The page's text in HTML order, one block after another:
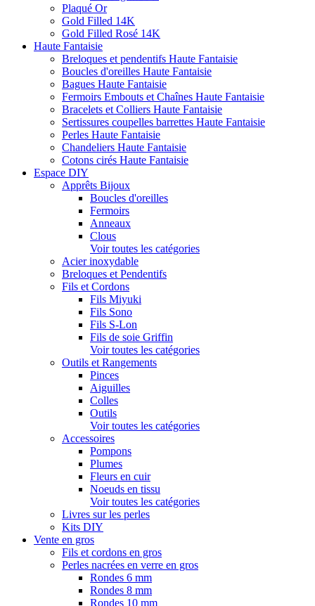
Plaqué Or
Gold Filled 14K
Gold Filled Rosé 14K
Haute Fantaisie
Breloques et pendentifs Haute Fantaisie
Boucles d'oreilles Haute Fantaisie
Bagues Haute Fantaisie
Fermoirs Embouts et Chaînes Haute Fantaisie
Bracelets et Colliers Haute Fantaisie
Sertissures coupelles barrettes Haute Fantaisie
Perles Haute Fantaisie
Chandeliers Haute Fantaisie
Cotons cirés Haute Fantaisie
Espace DIY
Apprêts Bijoux
Boucles d'oreilles
Fermoirs
Anneaux
Clous
Voir toutes les catégories
Acier inoxydable
Breloques et Pendentifs
Fils et Cordons
Fils Miyuki
Fils Sono
Fils S-Lon
Fils de soie Griffin
Voir toutes les catégories
Outils et Rangements
Pinces
Aiguilles
Colles
Outils
Voir toutes les catégories
Accessoires
Pompons
Plumes
Fleurs en cuir
Noeuds en tissu
Voir toutes les catégories
Livres sur les perles
Kits DIY
Vente en gros
Fils et cordons en gros
Perles nacrées en verre en gros
Rondes 6 mm
Rondes 8 mm
Rondes 10 mm